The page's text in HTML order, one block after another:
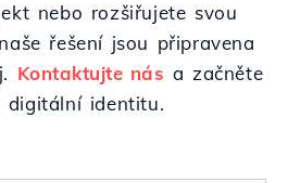
nebo rozšiřujete svou
řešení jsou připravena
Kontaktujte nás a začněte
digitální identitu.